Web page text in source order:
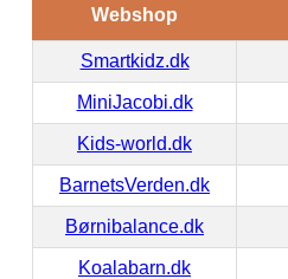
Webshop
Smartkidz.dk
MiniJacobi.dk
Kids-world.dk
BarnetsVerden.dk
Børnibalance.dk
Koalabarn.dk